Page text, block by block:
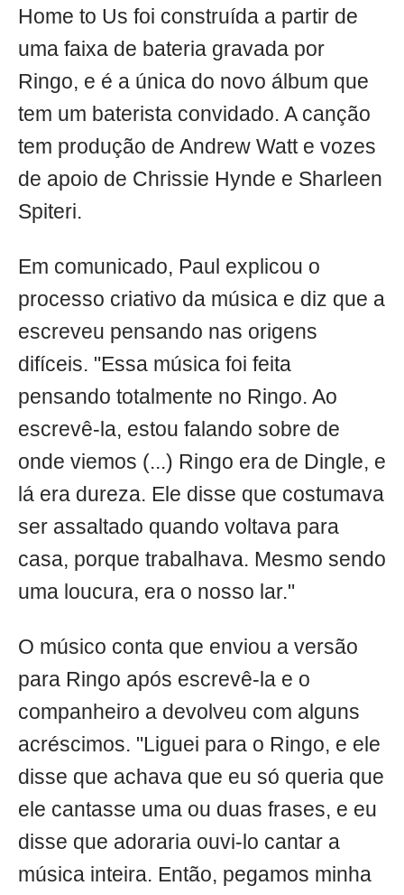
Home to Us foi construída a partir de
uma faixa de bateria gravada por
Ringo, e é a única do novo álbum que
tem um baterista convidado. A canção
tem produção de Andrew Watt e vozes
de apoio de Chrissie Hynde e Sharleen
Spiteri.
Em comunicado, Paul explicou o
processo criativo da música e diz que a
escreveu pensando nas origens
difíceis. "Essa música foi feita
pensando totalmente no Ringo. Ao
escrevê-la, estou falando sobre de
onde viemos (...) Ringo era de Dingle, e
lá era dureza. Ele disse que costumava
ser assaltado quando voltava para
casa, porque trabalhava. Mesmo sendo
uma loucura, era o nosso lar."
O músico conta que enviou a versão
para Ringo após escrevê-la e o
companheiro a devolveu com alguns
acréscimos. "Liguei para o Ringo, e ele
disse que achava que eu só queria que
ele cantasse uma ou duas frases, e eu
disse que adoraria ouvi-lo cantar a
música inteira. Então, pegamos minha